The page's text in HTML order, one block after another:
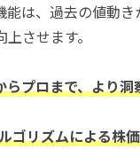
能は、過去の値動
させます。
らプロまで、より
ゴリズムによる株